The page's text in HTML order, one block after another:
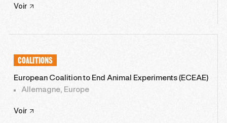
Voir
COALITIONS
European Coalition to End Animal Experiments (ECEAE)
Allemagne, Europe
Voir